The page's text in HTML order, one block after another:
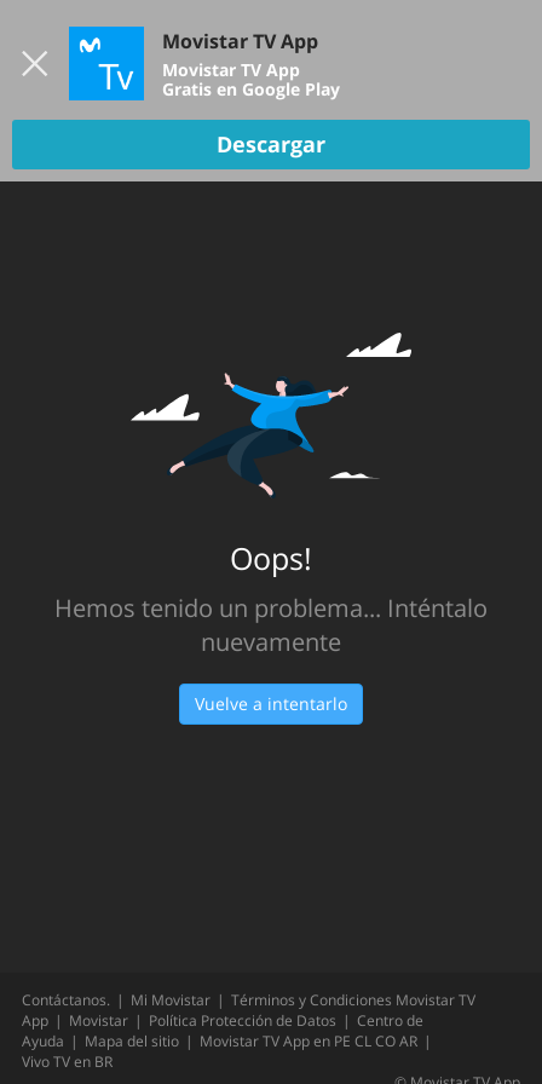
TV EN VIVO
Oops!
Hemos tenido un problema... Inténtalo
nuevamente
Vuelve a intentarlo
Contáctanos. Mi Movistar
Términos y Condiciones Movistar TV
App
Movistar Política Protección de Datos
Centro de
Ayuda
Mapa del sitio Movistar TV App en PE CLCOAR
Vivo TV en BR
Movistar TV App
Movistar TV App
Gratis en Google Play
Descargar